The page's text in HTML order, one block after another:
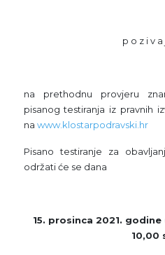
p o z i v
na prethodnu provjeru
pisanog testiranja iz pravnih
na www.klostarpodravski.hr
Pisano testiranje za
održati će se dana
15. prosinca 2021.
10,00